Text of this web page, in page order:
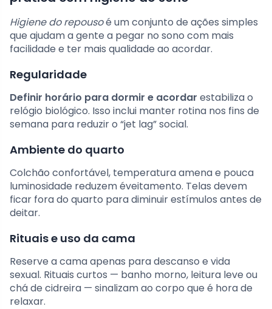
Higiene do repousoé um conjunto de ações simples
que ajudam a gente a pegar no sono com mais
facilidade e ter mais qualidade ao acordar.
Regularidade
Definir horário para dormir e acordar estabiliza o
relógio biológico. Isso inclui manter rotina nos fins de
semana para reduzir o “jet lag” social.
Ambiente do quarto
Colchão confortável, temperatura amena e pouca
luminosidade reduzem éveitamento. Telas devem
ficar fora do quarto para diminuir estímulos antes de
deitar.
Rituais e uso da cama
Reserve a cama apenas para descanso e vida
sexual. Rituais curtos — banho morno, leitura leve ou
chá de cidreira — sinalizam ao corpo que é hora de
relaxar.